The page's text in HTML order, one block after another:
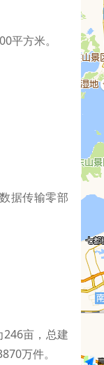
平方米。
据传输零部
亩，总建
万件。